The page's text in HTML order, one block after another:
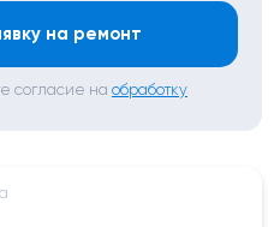
на ремонт
согласие на обработку